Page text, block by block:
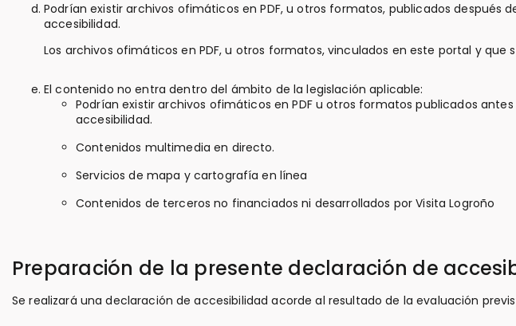
Podrían existir archivos ofimáticos en PDF, u otros formatos, publicados
accesibilidad.
Los archivos ofimáticos en PDF, u otros formatos, vinculados en este portal y
El contenido no entra dentro del ámbito de la legislación aplicable:
Podrían existir archivos ofimáticos en PDF u otros formatos publicados
accesibilidad.
Contenidos multimedia en directo.
Servicios de mapa y cartografía en línea
Contenidos de terceros no financiados ni desarrollados por Visita Logroño
Preparación de la presente declaración de
Se realizará una declaración de accesibilidad acorde al resultado de la evaluación